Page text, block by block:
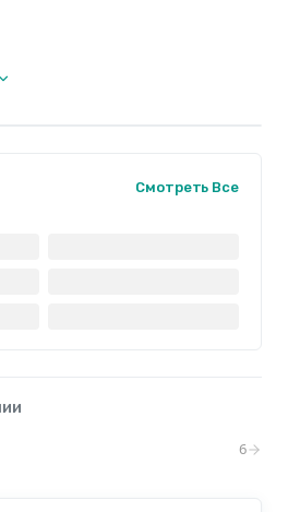
несколько домов
Смотреть Все
6